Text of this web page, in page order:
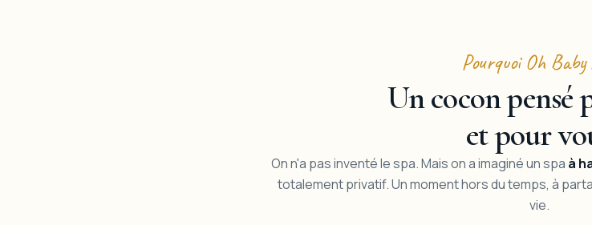
Pourquoi Oh Baby
Un cocon pensé
et pour
On n'a pas inventé le spa. Mais on a imaginé un spa à
totalement privatif. Un moment hors du temps, à
vie.